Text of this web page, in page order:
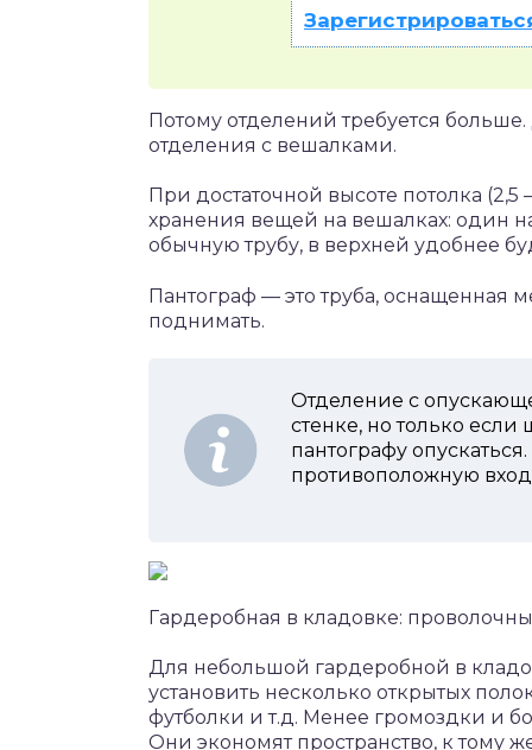
Потому отделений требуется
отделения с вешалками.
При достаточной высоте потолка
хранения вещей на вешалках: один
обычную трубу, в верхней удобнее
Пантограф — это труба, оснащенная
поднимать.
Отделение с
стенке, но только
пантографу
противоположную
Гардеробная в кладовке:
Для небольшой гардеробной в
установить несколько открытых
футболки и т.д. Менее громоздки и
Они экономят пространство, к тому